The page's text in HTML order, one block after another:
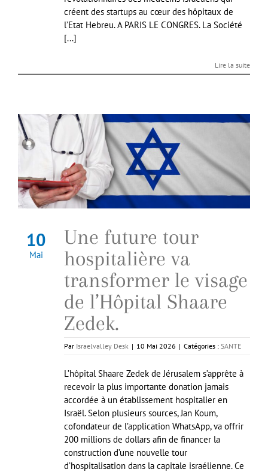
créent des startups au cœur des hôpitaux de
l’Etat Hebreu. A PARIS LE CONGRES. La Société
[...]
Lire la suite
10
Mai
Une future tour
hospitalière va
transformer le visage
de l’Hôpital Shaare
Zedek.
Par Israelvalley Desk | 10 Mai 2026 | Catégories : SANTE
L’hôpital Shaare Zedek de Jérusalem s’apprête à
recevoir la plus importante donation jamais
accordée à un établissement hospitalier en
Israël. Selon plusieurs sources, Jan Koum,
cofondateur de l’application WhatsApp, va offrir
200 millions de dollars afin de financer la
construction d’une nouvelle tour
d’hospitalisation dans la capitale israélienne. Ce